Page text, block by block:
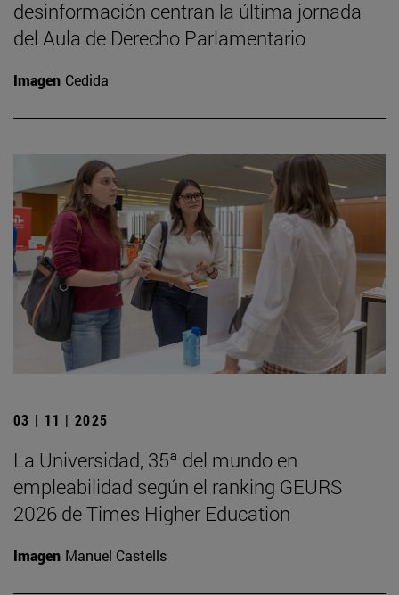
desinformación centran la última jornada
del Aula de Derecho Parlamentario
Imagen Cedida
03 | 11 | 2025
La Universidad, 35ª del mundo en
empleabilidad según el ranking GEURS
2026 de Times Higher Education
Imagen Manuel Castells